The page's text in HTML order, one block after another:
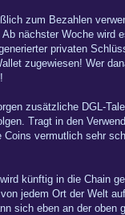
zum Bezahlen
nächster Woche wird
privaten
zugewiesen! Wer
zusätzliche DGL-
Tragt in den
vermutlich sehr
künftig in die Chain
jedem Ort der Welt
sich eben an der oben